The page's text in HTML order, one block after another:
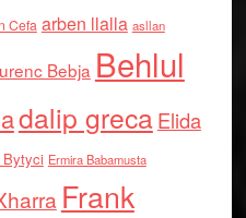
Cefa arben llalla asllan
Bebja Behlul
dalip grecaElida
Bytyci Ermira Babamusta
Frank